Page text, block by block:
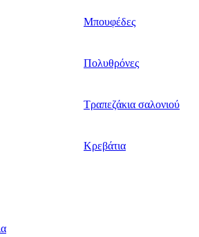
Μπουφέδες
Πολυθρόνες
Τραπεζάκια σαλονιού
Κρεβάτια